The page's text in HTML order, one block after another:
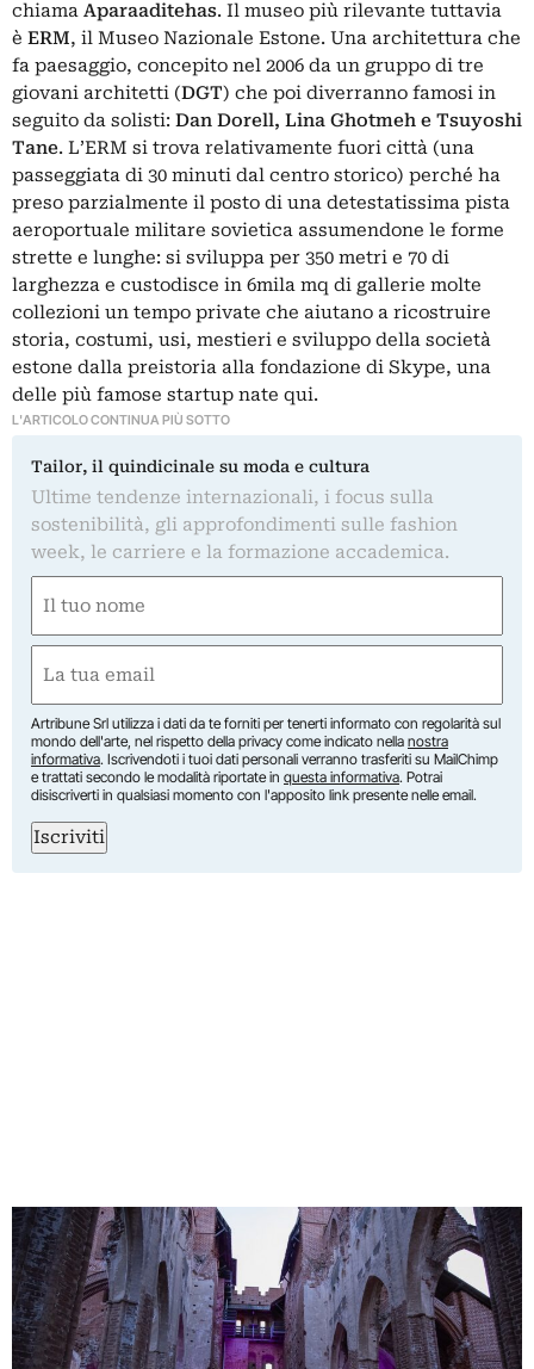
chiama Aparaaditehas. Il museo più rilevante tuttavia
è ERM, il Museo Nazionale Estone. Una architettura che
fa paesaggio, concepito nel 2006 da un gruppo di tre
giovani architetti (DGT) che poi diverranno famosi in
seguito da solisti: Dan Dorell, Lina Ghotmeh e Tsuyoshi
Tane. L’ERM si trova relativamente fuori città (una
passeggiata di 30 minuti dal centro storico) perché ha
preso parzialmente il posto di una detestatissima pista
aeroportuale militare sovietica assumendone le forme
strette e lunghe: si sviluppa per 350 metri e 70 di
larghezza e custodisce in 6mila mq di gallerie molte
collezioni un tempo private che aiutano a ricostruire
storia, costumi, usi, mestieri e sviluppo della società
estone dalla preistoria alla fondazione di Skype, una
delle più famose startup nate qui.
L'ARTICOLO CONTINUA PIÙ SOTTO
Tailor, il quindicinale su moda e cultura
Ultime tendenze internazionali, i focus sulla
sostenibilità, gli approfondimenti sulle fashion
week, le carriere e la formazione accademica.
(Obbligatorio)
(Obbligatorio)
Artribune Srl utilizza i dati da te forniti per tenerti informato con regolarità sul
mondo dell'arte, nel rispetto della privacy come indicato nella nostra
informativa. Iscrivendoti i tuoi dati personali verranno trasferiti su MailChimp
e trattati secondo le modalità riportate in questa informativa. Potrai
disiscriverti in qualsiasi momento con l'apposito link presente nelle email.
Iscriviti